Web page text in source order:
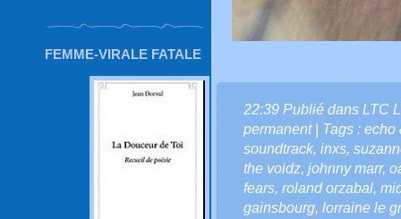
FEMME-VIRALE FATALE
22:39 Publié dans LTC
permanent| Tags : echo
soundtrack, inxs,
the voidz, johnny marr,
fears, roland orzabal,
gainsbourg, lorraine le